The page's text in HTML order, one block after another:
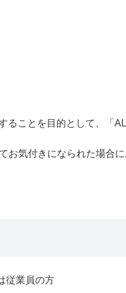
ことを目的として、「
お気付きになられた場合
従業員の方